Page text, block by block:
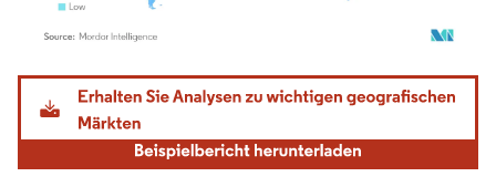
Bild © Mordor Intelligence. Wiederverwendung erfordert Namensnennung gemäß